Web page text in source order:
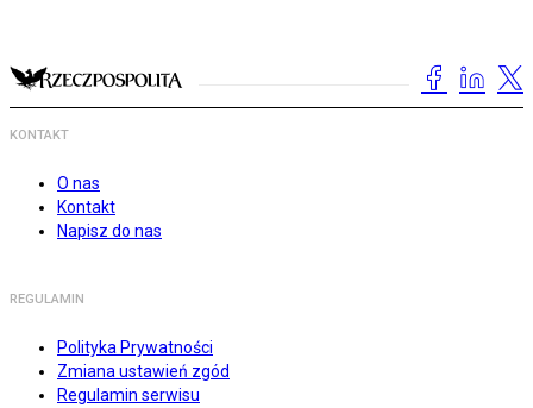
KONTAKT
O nas
Kontakt
Napisz do nas
REGULAMIN
Polityka Prywatności
Zmiana ustawień zgód
Regulamin serwisu